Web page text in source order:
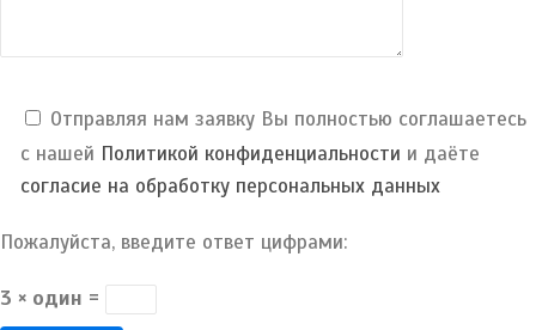
Отправляя нам заявку Вы полностью соглашаетесь
с нашей Политикой конфиденциальности и даёте
согласие на обработку персональных данных
Пожалуйста, введите ответ цифрами:
3 × один =